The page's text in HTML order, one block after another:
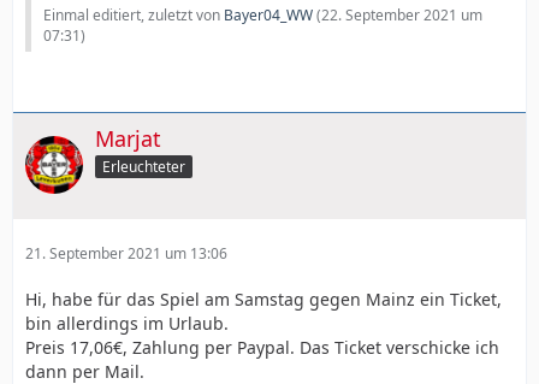
Einmal editiert, zuletzt von Bayer04_WW(22. September 2021 um
07:31)
Marjat
Erleuchteter
21. September 2021 um 13:06
Hi, habe für das Spiel am Samstag gegen Mainz ein Ticket,
bin allerdings im Urlaub.
Preis 17,06€, Zahlung per Paypal. Das Ticket verschicke ich
dann per Mail.